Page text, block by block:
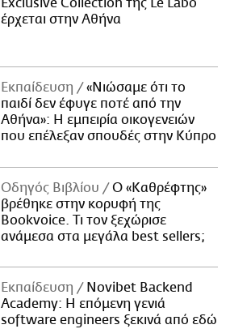
Exclusive Collection της Le Labo
έρχεται στην Αθήνα
Εκπαίδευση
«Νιώσαμε ότι το
παιδί δεν έφυγε ποτέ από την
Αθήνα»: Η εμπειρία οικογενειών
που επέλεξαν σπουδές στην Κύπρο
Οδηγός Βιβλίου
Ο «Καθρέφτης»
βρέθηκε στην κορυφή της
Bookvoice. Τι τον ξεχώρισε
ανάμεσα στα μεγάλα best sellers;
Εκπαίδευση
Novibet Backend
Academy: Η επόμενη γενιά
software engineers ξεκινά από εδώ